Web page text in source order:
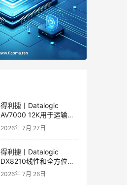
得利捷丨Datalogic
AV7000 12K用于运输和
物流应用的线性相机产品
彩页和用户手册
2026年 7月 27日
得利捷丨Datalogic
DX8210线性和全方位激
光扫描器产品彩页和用户
2026年 7月 26日